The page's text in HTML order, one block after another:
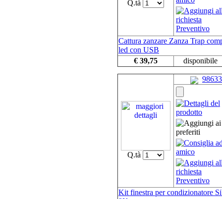
Q.tà
Cattura zanzare Zanza Trap
led con USB
€ 39,75
disponibile
Q.tà
98633
Kit finestra per condizionatore